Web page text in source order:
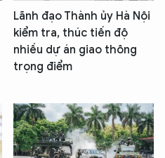
Lãnh đạo Thành ủy Hà Nội
kiểm tra, thúc tiến độ
nhiều dự án giao thông
trọng điểm